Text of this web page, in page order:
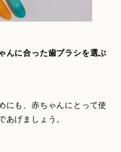
んに合った歯ブラシを選ぶ
にも、赤ちゃんにとって使
げましょう。